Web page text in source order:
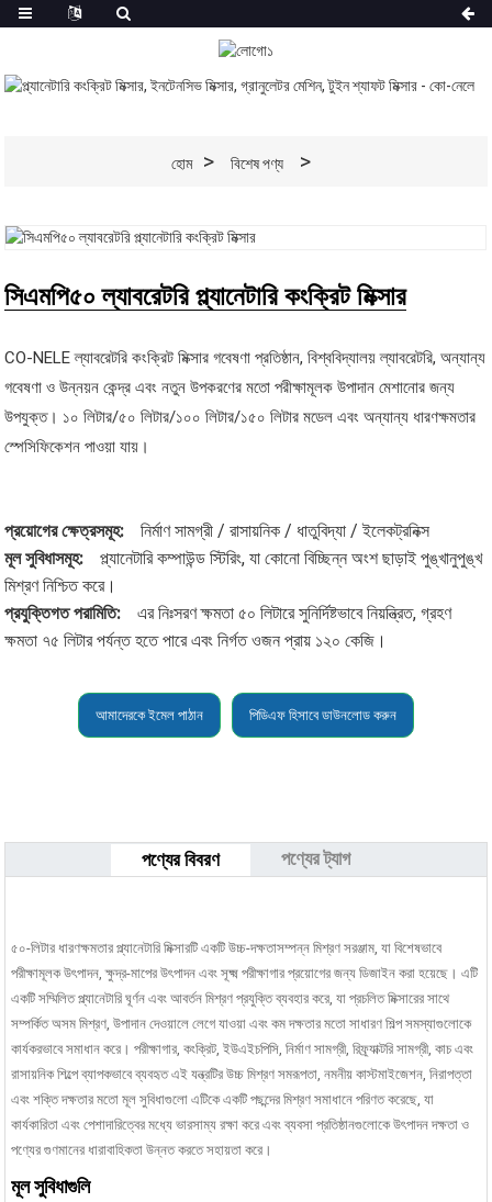
হোম বিশেষ পণ্য
সিএমপি৫০ ল্যাবরেটরি প্ল্যানেটারি কংক্রিট মিক্সার
CO-NELE ল্যাবরেটরি কংক্রিট মিক্সার গবেষণা প্রতিষ্ঠান, বিশ্ববিদ্যালয় ল্যাবরেটরি, অন্যান্য
গবেষণা ও উন্নয়ন কেন্দ্র এবং নতুন উপকরণের মতো পরীক্ষামূলক উপাদান মেশানোর জন্য
উপযুক্ত। ১০ লিটার/৫০ লিটার/১০০ লিটার/১৫০ লিটার মডেল এবং অন্যান্য ধারণক্ষমতার
স্পেসিফিকেশন পাওয়া যায়।
প্রয়োগের ক্ষেত্রসমূহ:
নির্মাণ সামগ্রী / রাসায়নিক / ধাতুবিদ্যা / ইলেকট্রনিক্স
মূল সুবিধাসমূহ:
প্ল্যানেটারি কম্পাউন্ড স্টিরিং, যা কোনো বিচ্ছিন্ন অংশ ছাড়াই পুঙ্খানুপুঙ্খ
মিশ্রণ নিশ্চিত করে।
প্রযুক্তিগত পরামিতি:
এর নিঃসরণ ক্ষমতা ৫০ লিটারে সুনির্দিষ্টভাবে নিয়ন্ত্রিত, গ্রহণ
ক্ষমতা ৭৫ লিটার পর্যন্ত হতে পারে এবং নির্গত ওজন প্রায় ১২০ কেজি।
আমাদেরকে ইমেল পাঠান পিডিএফ হিসাবে ডাউনলোড করুন
পণ্যের বিবরণ পণ্যের ট্যাগ
৫০-লিটার ধারণক্ষমতার প্ল্যানেটারি মিক্সারটি একটি উচ্চ-দক্ষতাসম্পন্ন মিশ্রণ সরঞ্জাম, যা বিশেষভাবে
পরীক্ষামূলক উৎপাদন, ক্ষুদ্র-মাপের উৎপাদন এবং সূক্ষ্ম পরীক্ষাগার প্রয়োগের জন্য ডিজাইন করা হয়েছে। এটি
একটি সম্মিলিত প্ল্যানেটারি ঘূর্ণন এবং আবর্তন মিশ্রণ প্রযুক্তি ব্যবহার করে, যা প্রচলিত মিক্সারের সাথে
সম্পর্কিত অসম মিশ্রণ, উপাদান দেওয়ালে লেগে যাওয়া এবং কম দক্ষতার মতো সাধারণ শিল্প সমস্যাগুলোকে
কার্যকরভাবে সমাধান করে। পরীক্ষাগার, কংক্রিট, ইউএইচপিসি, নির্মাণ সামগ্রী, রিফ্র্যাক্টরি সামগ্রী, কাচ এবং
রাসায়নিক শিল্পে ব্যাপকভাবে ব্যবহৃত এই যন্ত্রটির উচ্চ মিশ্রণ সমরূপতা, নমনীয় কাস্টমাইজেশন, নিরাপত্তা
এবং শক্তি দক্ষতার মতো মূল সুবিধাগুলো এটিকে একটি পছন্দের মিশ্রণ সমাধানে পরিণত করেছে, যা
কার্যকারিতা এবং পেশাদারিত্বের মধ্যে ভারসাম্য রক্ষা করে এবং ব্যবসা প্রতিষ্ঠানগুলোকে উৎপাদন দক্ষতা ও
পণ্যের গুণমানের ধারাবাহিকতা উন্নত করতে সহায়তা করে।
মূল সুবিধাগুলি